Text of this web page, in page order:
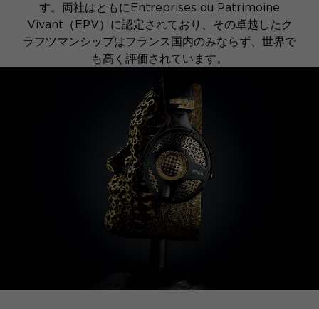
す。両社はともにEntreprises du Patrimoine
Vivant（EPV）に認定されており、その卓越したク
ラフツマンシップはフランス国内のみならず、世界で
も高く評価されています。